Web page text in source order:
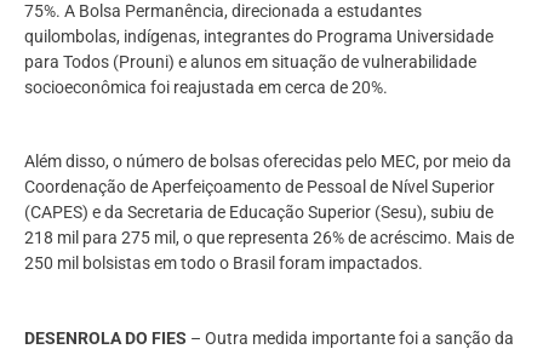
75%. A Bolsa Permanência, direcionada a estudantes
quilombolas, indígenas, integrantes do Programa Universidade
para Todos (Prouni) e alunos em situação de vulnerabilidade
socioeconômica foi reajustada em cerca de 20%.
Além disso, o número de bolsas oferecidas pelo MEC, por meio da
Coordenação de Aperfeiçoamento de Pessoal de Nível Superior
(CAPES) e da Secretaria de Educação Superior (Sesu), subiu de
218 mil para 275 mil, o que representa 26% de acréscimo. Mais de
250 mil bolsistas em todo o Brasil foram impactados.
DESENROLA DO FIES – Outra medida importante foi a sanção da